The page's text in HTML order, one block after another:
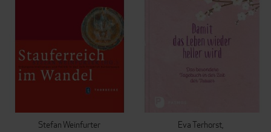
Stefan Weinfurter
Eva Terhorst